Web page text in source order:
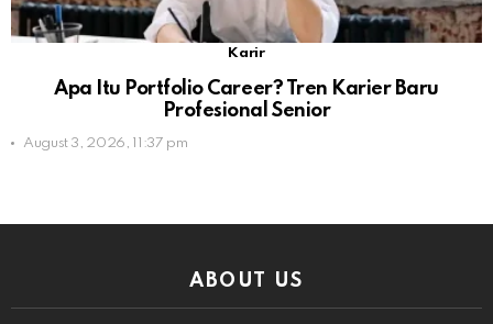
Karir
Apa Itu Portfolio Career? Tren Karier Baru
Profesional Senior
August 3, 2026, 11:37 pm
ABOUT US